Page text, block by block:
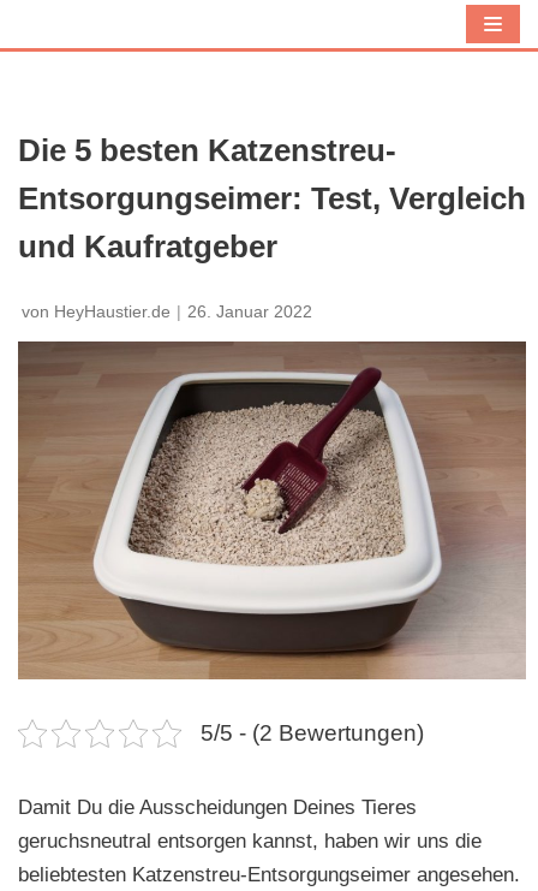
n
h
l
Die 5 besten Katzenstreu-
Entsorgungseimer: Test, Vergleich
und Kaufratgeber
von HeyHaustier.de 26. Januar 2022
5/5 - (2 Bewertungen)
Damit Du die Ausscheidungen Deines Tieres
geruchsneutral entsorgen kannst, haben wir uns die
beliebtesten Katzenstreu-Entsorgungseimer angesehen.